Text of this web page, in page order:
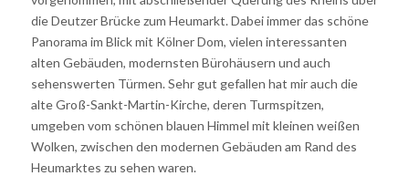
die Deutzer Brücke zum Heumarkt. Dabei immer das schöne
Panorama im Blick mit Kölner Dom, vielen interessanten
alten Gebäuden, modernsten Bürohäusern und auch
sehenswerten Türmen. Sehr gut gefallen hat mir auch die
alte Groß-Sankt-Martin-Kirche, deren Turmspitzen,
umgeben vom schönen blauen Himmel mit kleinen weißen
Wolken, zwischen den modernen Gebäuden am Rand des
Heumarktes zu sehen waren.